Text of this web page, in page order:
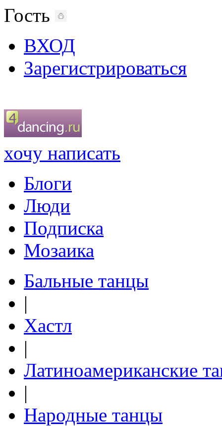
Гость
ВХОД
Зарегистрироваться
хочу написать
Блоги
Люди
Подписка
Мозаика
Бальные танцы
|
Хастл
|
Латиноамериканские
|
Народные танцы